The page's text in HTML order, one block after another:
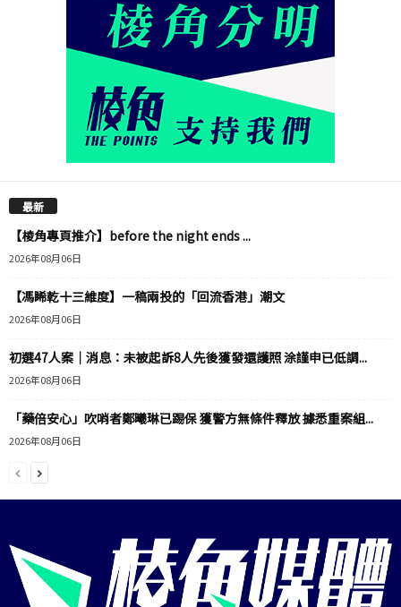
最新
【棱角專頁推介】before the night ends ...
2026年08月06日
【馮睎乾十三維度】一稿兩投的「回流香港」潮文
2026年08月06日
初選47人案｜消息：未被起訴8人先後獲發還護照 涂謹申已低調...
2026年08月06日
「藥倍安心」吹哨者鄭曦琳已踢保 獲警方無條件釋放 據悉重案組...
2026年08月06日